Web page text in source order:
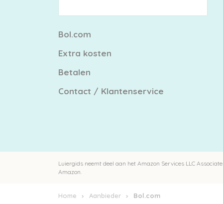
Bol.com
Extra kosten
Betalen
Contact / Klantenservice
Luiergids neemt deel aan het Amazon Services LLC
Amazon.
Home Aanbieder Bol.com